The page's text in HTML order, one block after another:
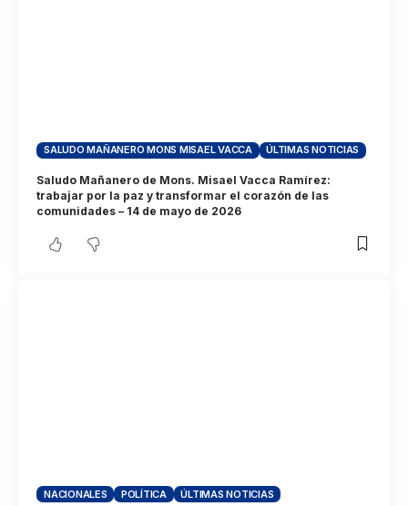
SALUDO MAÑANERO MONS MISAEL VACCA ÚLTIMAS NOTICIAS
Saludo Mañanero de Mons. Misael Vacca Ramírez:
trabajar por la paz y transformar el corazón de las
comunidades – 14 de mayo de 2026
NACIONALES POLÍTICA ÚLTIMAS NOTICIAS